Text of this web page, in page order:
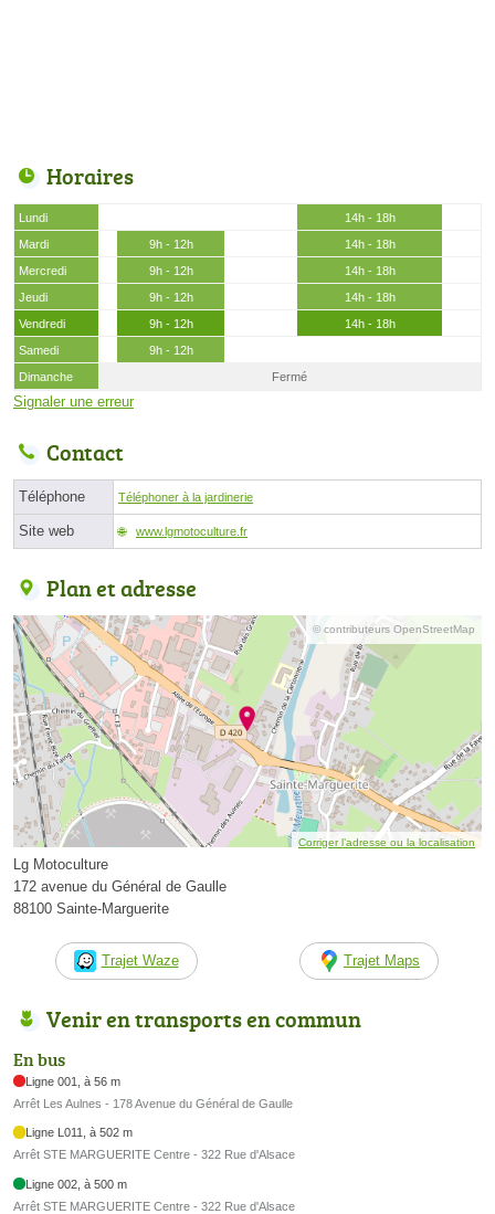
Horaires
Lundi
14h - 18h
Mardi
9h - 12h
14h - 18h
Mercredi
9h - 12h
14h - 18h
Jeudi
9h - 12h
14h - 18h
Vendredi
9h - 12h
14h - 18h
Samedi
9h - 12h
Dimanche
Fermé
Signaler une erreur
Contact
Téléphone Téléphoner à la jardinerie
Site web www.lgmotoculture.fr
Plan et adresse
© contributeurs OpenStreetMap
Corriger l’adresse ou la localisation
Lg Motoculture
172 avenue du Général de Gaulle
88100 Sainte-Marguerite
Trajet Waze Trajet Maps
Venir en transports en commun
En bus
Ligne 001, à 56 m
Arrêt Les Aulnes - 178 Avenue du Général de Gaulle
Ligne L011, à 502 m
Arrêt STE MARGUERITE Centre - 322 Rue d'Alsace
Ligne 002, à 500 m
Arrêt STE MARGUERITE Centre - 322 Rue d'Alsace